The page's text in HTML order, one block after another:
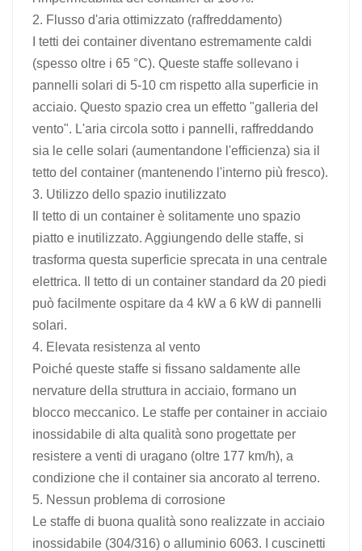
2. Flusso d'aria ottimizzato (raffreddamento)
I tetti dei container diventano estremamente caldi
(spesso oltre i 65 °C). Queste staffe sollevano i
pannelli solari di 5-10 cm rispetto alla superficie in
acciaio. Questo spazio crea un effetto "galleria del
vento". L'aria circola sotto i pannelli, raffreddando
sia le celle solari (aumentandone l'efficienza) sia il
tetto del container (mantenendo l'interno più fresco).
3. Utilizzo dello spazio inutilizzato
Il tetto di un container è solitamente uno spazio
piatto e inutilizzato. Aggiungendo delle staffe, si
trasforma questa superficie sprecata in una centrale
elettrica. Il tetto di un container standard da 20 piedi
può facilmente ospitare da 4 kW a 6 kW di pannelli
solari.
4. Elevata resistenza al vento
Poiché queste staffe si fissano saldamente alle
nervature della struttura in acciaio, formano un
blocco meccanico. Le staffe per container in acciaio
inossidabile di alta qualità sono progettate per
resistere a venti di uragano (oltre 177 km/h), a
condizione che il container sia ancorato al terreno.
5. Nessun problema di corrosione
Le staffe di buona qualità sono realizzate in acciaio
inossidabile (304/316) o alluminio 6063. I cuscinetti